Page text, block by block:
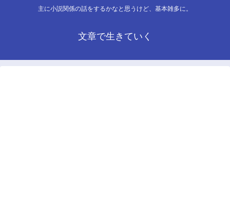
主に小説関係の話をするかなと思うけど、基本雑多に。
文章で生きていく